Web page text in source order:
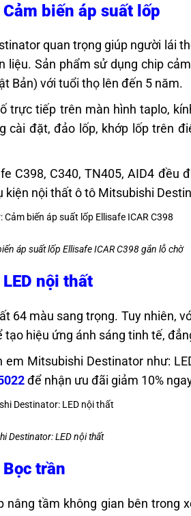
biến áp suất lốp
quan trọng giúp người lái
Sản phẩm sử dụng chip
Bản) với tuổi thọ lên đến 5 năm.
trực tiếp trên màn hình taplo,
đặt, đảo lốp, khớp lốp trên
C398, C340, TN405, AID4 đều
kiện nội thất ô tô Mitsubishi
áp suất lốp Ellisafe ICAR C398 gắn lỗ chờ
nội thất
64 màu sang trọng. Tuy nhiên,
hiệu ứng ánh sáng tinh tế,
Mitsubishi Destinator như:
để nhận ưu đãi giảm 10%
Destinator: LED nội thất
trần
tầm không gian bên trong